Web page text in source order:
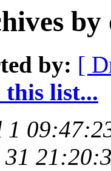
by: [
list...
1